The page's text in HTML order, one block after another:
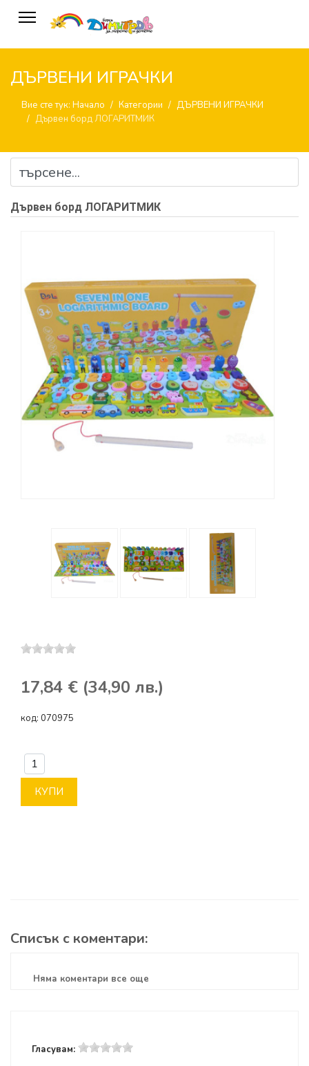
ДЪРВЕНИ ИГРАЧКИ
Вие сте тук: Начало Категории
ДЪРВЕНИ ИГРАЧКИ
Дървен борд ЛОГАРИТМИК
Дървен борд ЛОГАРИТМИК
17,84 € (34,90 лв.)
код: 070975
КУПИ
Списък с коментари:
Няма коментари все още
Гласувам: